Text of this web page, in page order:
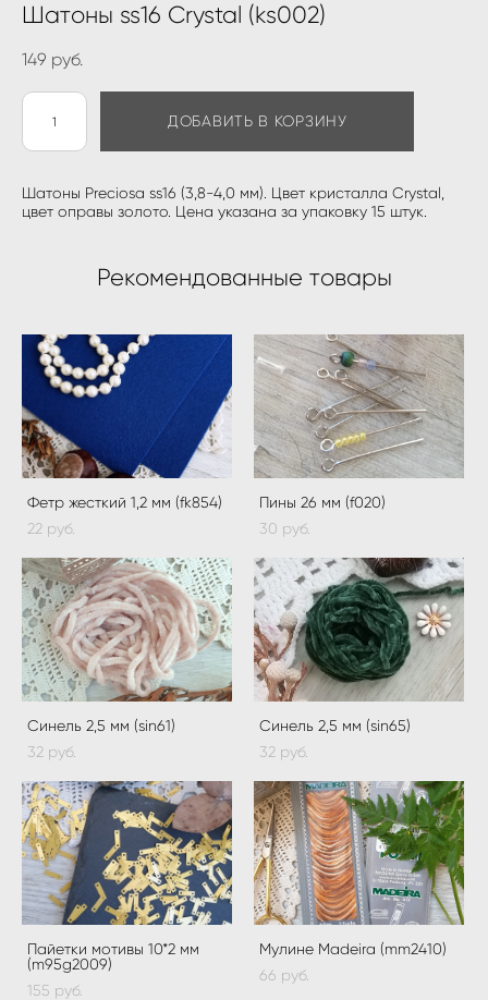
Шатоны ss16 Crystal (ks002)
149 pуб.
ДОБАВИТЬ В КОРЗИНУ
Шатоны Preciosa ss16 (3,8-4,0 мм). Цвет кристалла Crystal,
цвет оправы золото. Цена указана за упаковку 15 штук.
Рекомендованные товары
Фетр жесткий 1,2 мм (fk854)
22 pуб.
Пины 26 мм (f020)
30 pуб.
Синель 2,5 мм (sin61)
32 pуб.
Синель 2,5 мм (sin65)
32 pуб.
Пайетки мотивы 10*2 мм
(m95g2009)
155 pуб.
Мулине Madeira (mm2410)
66 pуб.